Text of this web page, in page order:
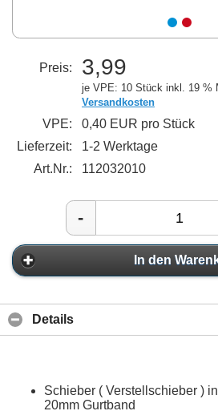
Preis: 3,99
je VPE: 10 Stück inkl. 19 %
Versandkosten
VPE:
0,40 EUR pro Stück
Lieferzeit:
1-2 Werktage
Art.Nr.:
112032010
-
In den
Details
Schieber ( Verstellschieber )
20mm Gurtband